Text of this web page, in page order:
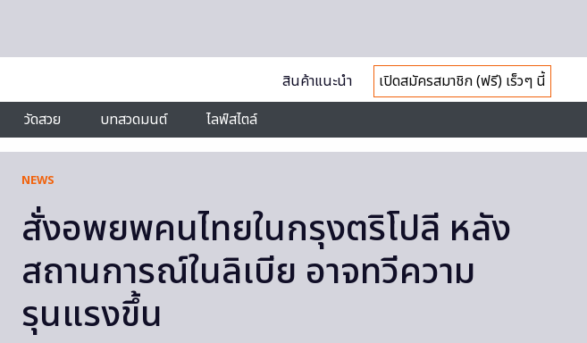
สินค้าแนะนำ
เปิดสมัครสมาชิก (ฟรี) เร็วๆ นี้
วัดสวย บทสวดมนต์ ไลฟ์สไตล์
NEWS
สั่งอพยพคนไทยในกรุงตริโปลี หลัง
สถานการณ์ในลิเบีย อาจทวีความ
รุนแรงขึ้น